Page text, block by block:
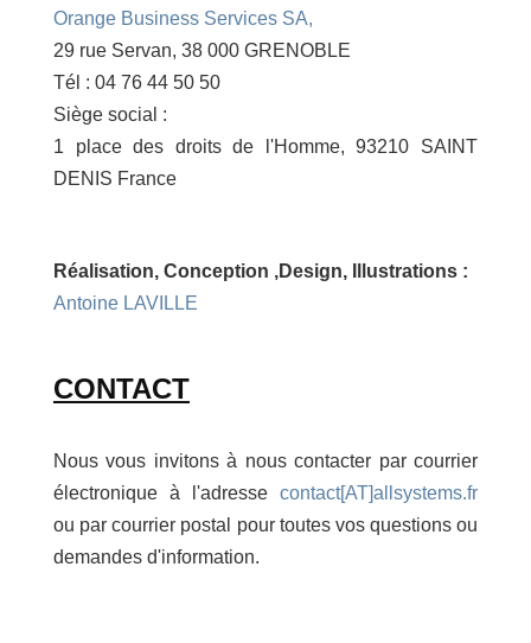
Orange Business Services SA,
29 rue Servan, 38 000 GRENOBLE
Tél : 04 76 44 50 50
Siège social :
1 place des droits de l'Homme, 93210 SAINT
DENIS France
Réalisation, Conception ,Design, Illustrations :
Antoine LAVILLE
CONTACT
Nous vous invitons à nous contacter par courrier
électronique à l'adresse contact[AT]allsystems.fr
ou par courrier postal pour toutes vos questions ou
demandes d'information.